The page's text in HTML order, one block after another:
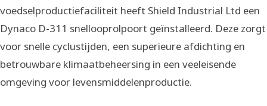
voedselproductiefaciliteit heeft Shield Industrial Ltd een
Dynaco D-311 snellooprolpoort geïnstalleerd. Deze zorgt
voor snelle cyclustijden, een superieure afdichting en
betrouwbare klimaatbeheersing in een veeleisende
omgeving voor levensmiddelenproductie.